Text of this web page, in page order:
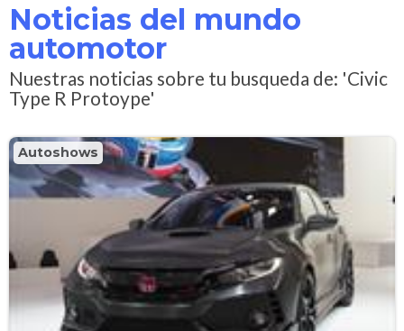
Noticias del mundo
automotor
Nuestras noticias sobre tu busqueda de: 'Civic
Type R Protoype'
Autoshows